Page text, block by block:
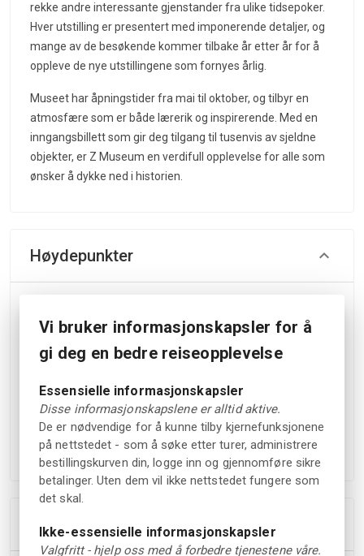
rekke andre interessante gjenstander fra ulike tidsepoker.
Hver utstilling er presentert med imponerende detaljer, og
mange av de besøkende kommer tilbake år etter år for å
oppleve de nye utstillingene som fornyes årlig.
Museet har åpningstider fra mai til oktober, og tilbyr en
atmosfære som er både lærerik og inspirerende. Med en
inngangsbillett som gir deg tilgang til tusenvis av sjeldne
objekter, er Z Museum en verdifull opplevelse for alle som
ønsker å dykke ned i historien.
Høydepunkter
over 80 tematiske utstillinger som byr på en spennende
Opplev noe nytt ved hvert besøk ettersom utstillingene
levende og aktuelt.
Ta med hele familien på en hyggelig aktivitet og få
sjansen til å bli den tusende gjesten som belønnes med
gratis inngang.
Tillegg
Vi bruker informasjonskapsler for å
gi deg en bedre reiseopplevelse
Essensielle informasjonskapsler
Disse informasjonskapslene er alltid aktive.
De er nødvendige for å kunne tilby kjernefunksjonene
på nettstedet - som å søke etter turer, administrere
bestillingskurven din, logge inn og gjennomføre sikre
betalinger. Uten dem vil ikke nettstedet fungere som
det skal.
Ikke-essensielle informasjonskapsler
Valgfritt - hjelp oss med å forbedre tjenestene våre.